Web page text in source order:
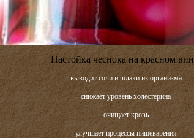
Настойка чеснока на красном
выводит соли и шлаки из организма
снижает уровень холестерина
очищает кровь
улучшает процессы пищеварения